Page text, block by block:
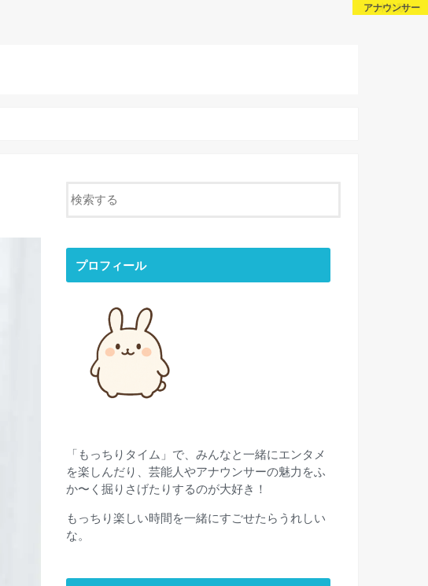
芸能・スポーツ
芸能・スポーツ
未分類
アナウンサー
プロフィール
「もっちりタイム」で、みんなと一緒にエンタメ
を楽しんだり、芸能人やアナウンサーの魅力をふ
か〜く掘りさげたりするのが大好き！
もっちり楽しい時間を一緒にすごせたらうれしい
な。